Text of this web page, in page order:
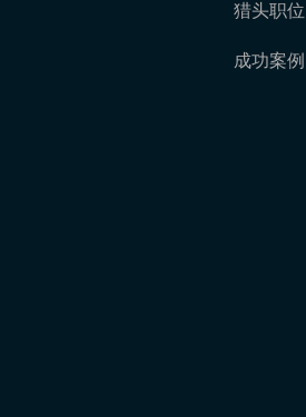
猎头职位
成功案例